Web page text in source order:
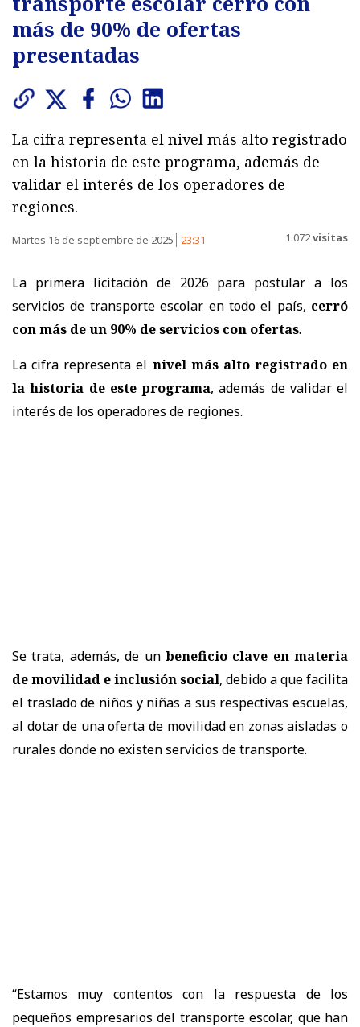
más de 90% de ofertas
presentadas
La cifra representa el nivel más alto registrado
en la historia de este programa, además de
validar el interés de los operadores de
regiones.
Martes 16 de septiembre de 2025 23:31 1.072visitas
La primera licitación de 2026 para postular a los
servicios de transporte escolar en todo el país, cerró
con más de un 90% de servicios con ofertas.
La cifra representa el nivel más alto registrado en
la historia de este programa, además de validar el
interés de los operadores de regiones.
Se trata, además, de un beneficio clave en materia
de movilidad e inclusión social, debido a que facilita
el traslado de niños y niñas a sus respectivas escuelas,
al dotar de una oferta de movilidad en zonas aisladas o
rurales donde no existen servicios de transporte.
“Estamos muy contentos con la respuesta de los
pequeños empresarios del transporte escolar, que han